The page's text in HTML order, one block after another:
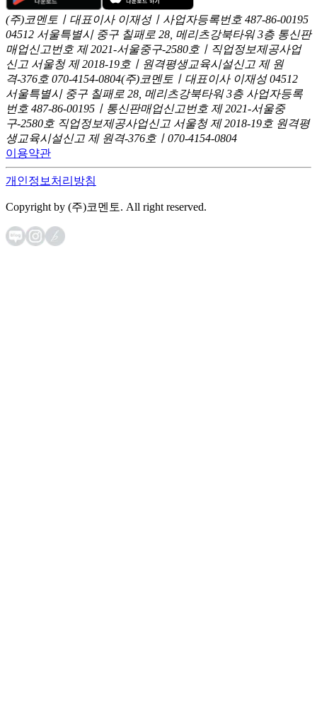
(주)코멘토ㅣ대표이사 이재성ㅣ사업자등록번호 487-86-00195
04512 서울특별시 중구 칠패로 28, 메리츠강북타워 3층 통신판
매업신고번호 제 2021-서울중구-2580호ㅣ직업정보제공사업
신고 서울청 제 2018-19호ㅣ원격평생교육시설신고 제 원
격-376호 070-4154-0804(주)코멘토ㅣ대표이사 이재성 04512
서울특별시 중구 칠패로 28, 메리츠강북타워 3층 사업자등록
번호 487-86-00195ㅣ통신판매업신고번호 제 2021-서울중
구-2580호 직업정보제공사업신고 서울청 제 2018-19호 원격평
생교육시설신고 제 원격-376호ㅣ070-4154-0804
이용약관
개인정보처리방침
Copyright by (주)코멘토. All right reserved.